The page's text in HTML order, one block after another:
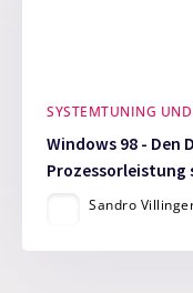
SYSTEMTUNING
Windows 98 - Den
Prozessorleistung
Sandro